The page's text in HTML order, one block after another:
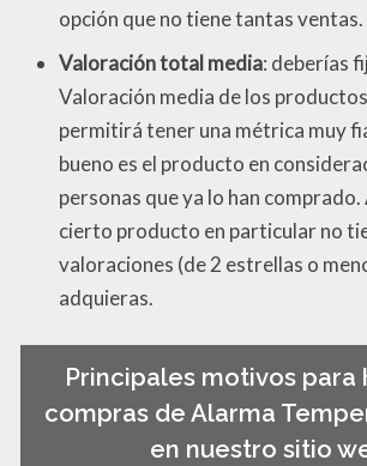
opción que no tiene tantas ventas.
Valoración total media: deberías
Valoración media de los
permitirá tener una métrica muy
bueno es el producto en
personas que ya lo han comprado.
cierto producto en particular no
valoraciones (de 2 estrellas o
adquieras.
Principales motivos para
compras de Alarma
en nuestro sitio